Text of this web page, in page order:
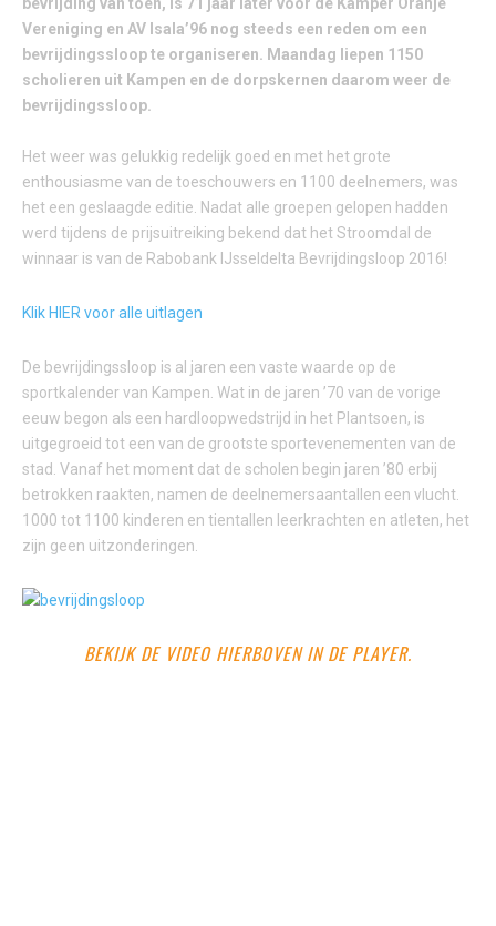
Vereniging en AV Isala’96 nog steeds een reden om een
bevrijdingssloop te organiseren. Maandag liepen 1150
scholieren uit Kampen en de dorpskernen daarom weer de
bevrijdingssloop.
Het weer was gelukkig redelijk goed en met het grote
enthousiasme van de toeschouwers en 1100 deelnemers, was
het een geslaagde editie. Nadat alle groepen gelopen hadden
werd tijdens de prijsuitreiking bekend dat het Stroomdal de
winnaar is van de Rabobank IJsseldelta Bevrijdingsloop 2016!
Klik HIER voor alle uitlagen
De bevrijdingssloop is al jaren een vaste waarde op de
sportkalender van Kampen. Wat in de jaren ’70 van de vorige
eeuw begon als een hardloopwedstrijd in het Plantsoen, is
uitgegroeid tot een van de grootste sportevenementen van de
stad. Vanaf het moment dat de scholen begin jaren ’80 erbij
betrokken raakten, namen de deelnemersaantallen een vlucht.
1000 tot 1100 kinderen en tientallen leerkrachten en atleten, het
zijn geen uitzonderingen.
BEKIJK DE VIDEO HIERBOVEN IN DE PLAYER.